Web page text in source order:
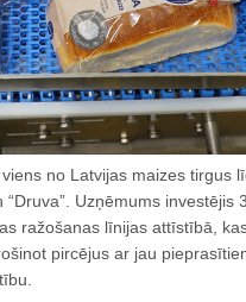
no Latvijas maizes tirgus
“Druva”. Uzņēmums investējis
ražošanas līnijas attīstībā,
pircējus ar jau